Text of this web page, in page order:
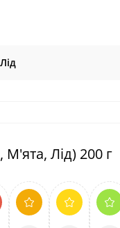
Лід) 200 г